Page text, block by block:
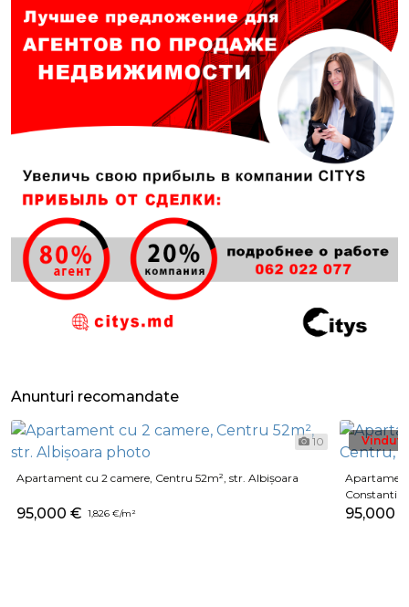
Anunturi recomandate
10
Apartament cu 2 camere, Centru 52m², str. Albișoara
95,000 € 1,826 €/m²
Vindut
Constantin
95,000